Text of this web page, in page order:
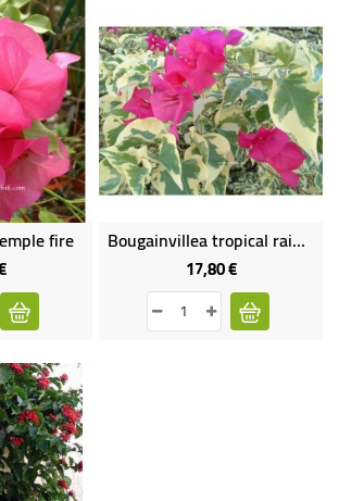
fire
Prix
Bougainvillea tropical rainbow / raspberry ice
17,80 €Prix